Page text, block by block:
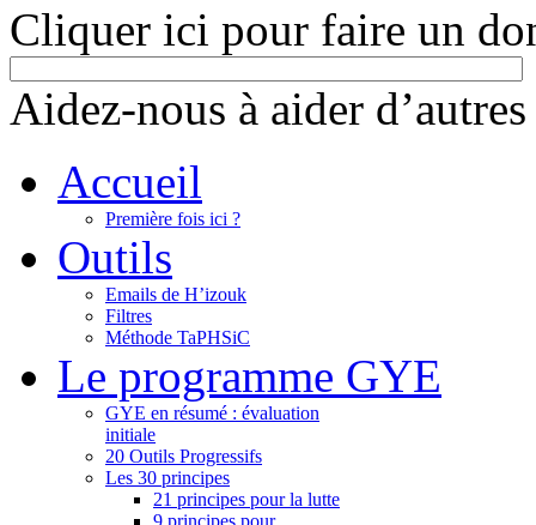
Cliquer ici pour faire un
Aidez-nous à aider d’autres
Accueil
Première fois ici ?
Outils
Emails de H’izouk
Filtres
Méthode TaPHSiC
Le programme GYE
GYE en résumé : évaluation
initiale
20 Outils Progressifs
Les 30 principes
21 principes pour la lutte
9 principes pour